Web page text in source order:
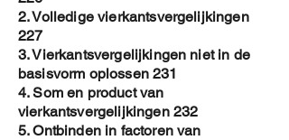
2. Volledige vierkantsvergelijkingen
227
3. Vierkantsvergelijkingen niet in de
basisvorm oplossen 231
4. Som en product van
vierkantsvergelijkingen 232
5. Ontbinden in factoren van